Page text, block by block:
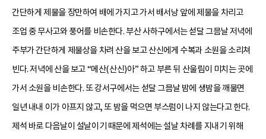
간단하게 제물을 장만하여 배에 가지고 가서 배서낭 앞에 제물을 차리고
조업 중 무사고와 풍어를 비손한다. 부산 사하구에서는 섣달 그믐날 저녁에
주부가 간단하게 제물상을 차려 산을 보고 산신에게 수복과 소원을 소리쳐
빈다. 저녁에 산을 보고 “메산(산신)아” 하고 부른 뒤 산울림이 미치는 곳에
가서 소원을 비손한다. 또 강서구에서는 섣달 그믐날 밤에 생밤을 깨물면
일년 내내 이가 아프지 않고, 또 밤을 먹으면 부스럼이 나지 않는다고 한다.
제석 바로 다음날이 설날이기 때문에 제석에는 설날 차례를 지내기 위해